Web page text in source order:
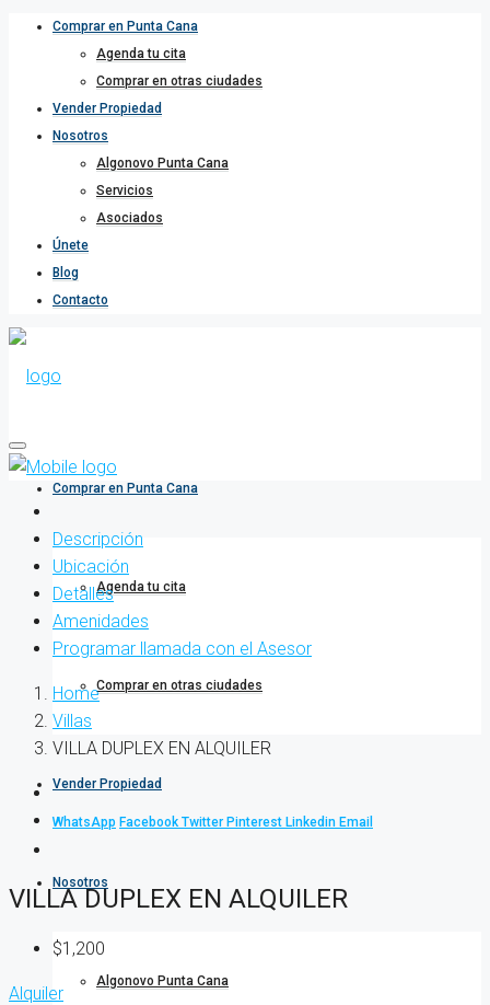
Comprar en Punta Cana
Agenda tu cita
Comprar en otras ciudades
Vender Propiedad
Nosotros
Algonovo Punta Cana
Servicios
Asociados
Únete
Blog
Contacto
Comprar en Punta Cana
Agenda tu cita
Comprar en otras ciudades
Vender Propiedad
Nosotros
Algonovo Punta Cana
Descripción
Ubicación
Detalles
Amenidades
Programar llamada con el Asesor
Home
Villas
VILLA DUPLEX EN ALQUILER
WhatsApp Facebook Twitter Pinterest Linkedin Email
VILLA DUPLEX EN ALQUILER
$1,200
Alquiler